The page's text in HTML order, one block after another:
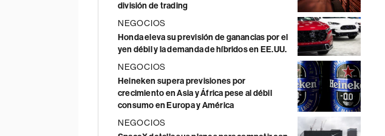
división de trading
NEGOCIOS
Honda eleva su previsión de ganancias por el
yen débil y la demanda de híbridos en EE.UU.
NEGOCIOS
Heineken supera previsiones por
crecimiento en Asia y África pese al débil
consumo en Europa y América
NEGOCIOS